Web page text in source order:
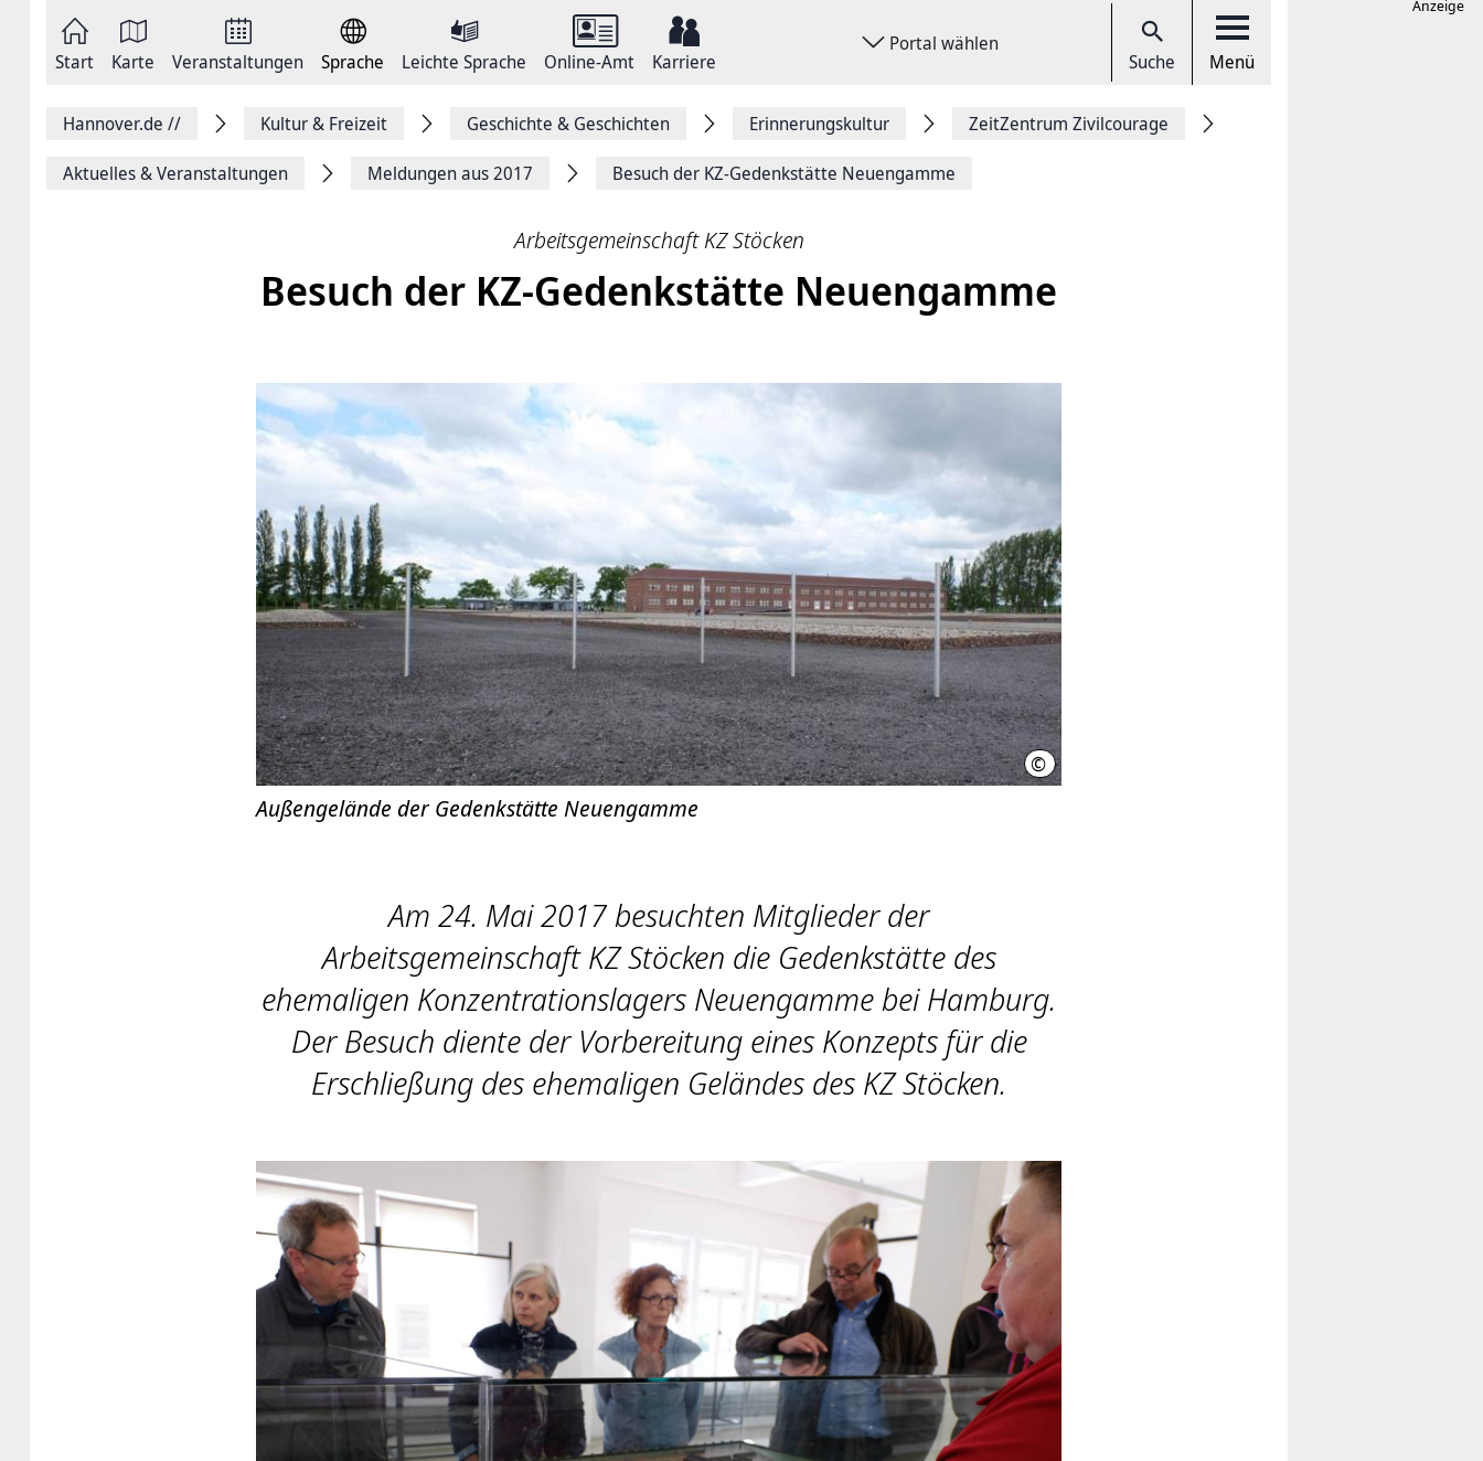
springen
Start Karte Veranstaltungen Sprache Leichte Sprache Online-Amt Karriere
Portal wählen
Suche Menü
FacebookHannover.de // Kultur & Freizeit Geschichte & Geschichten Erinnerungskultur ZeitZentrum Zivilcourage
Aktuelles & Veranstaltungen Meldungen aus 2017 Besuch der KZ-Gedenkstätte Neuengamme
Arbeitsgemeinschaft KZ Stöcken
Besuch der KZ-Gedenkstätte Neuengamme
© LHH
Außengelände der Gedenkstätte Neuengamme
Am 24. Mai 2017 besuchten Mitglieder der
Arbeitsgemeinschaft KZ Stöcken die Gedenkstätte des
ehemaligen Konzentrationslagers Neuengamme bei Hamburg.
Der Besuch diente der Vorbereitung eines Konzepts für die
Erschließung des ehemaligen Geländes des KZ Stöcken.
Anzeige